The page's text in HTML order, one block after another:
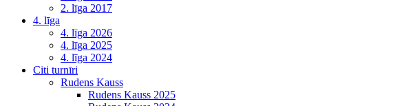
2. līga 2017
4. līga
4. līga 2026
4. līga 2025
4. līga 2024
Citi turnīri
Rudens Kauss
Rudens Kauss 2025